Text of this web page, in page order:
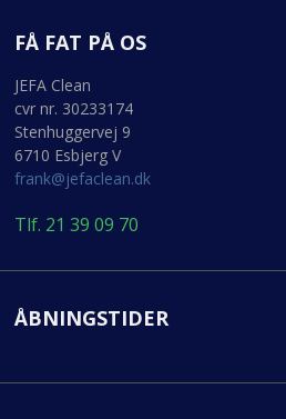
FÅ FAT PÅ OS
JEFA Clean
cvr nr. 30233174
Stenhuggervej 9
6710 Esbjerg V
frank@jefaclean.dk
Tlf. 21 39 09 70
ÅBNINGSTIDER